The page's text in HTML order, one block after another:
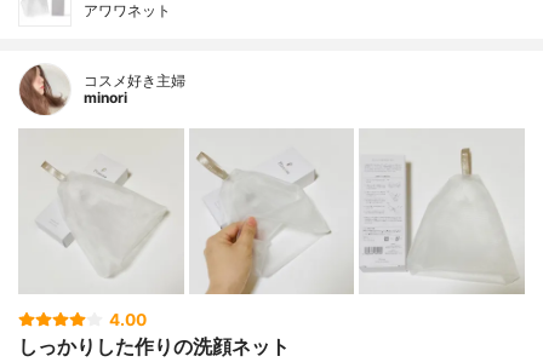
アワワネット
コスメ好き主婦
minori
4.00
しっかりした作りの洗顔ネット